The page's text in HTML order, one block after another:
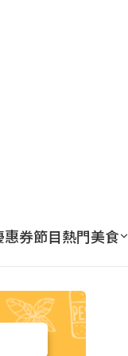
惠券節目熱門美食